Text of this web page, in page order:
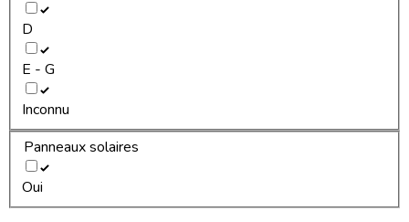
D
E - G
Inconnu
Panneaux solaires
Oui